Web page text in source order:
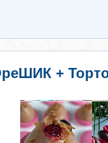
+